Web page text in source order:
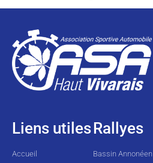
Liens utiles
Accueil
Rallyes
Bassin Annonéen